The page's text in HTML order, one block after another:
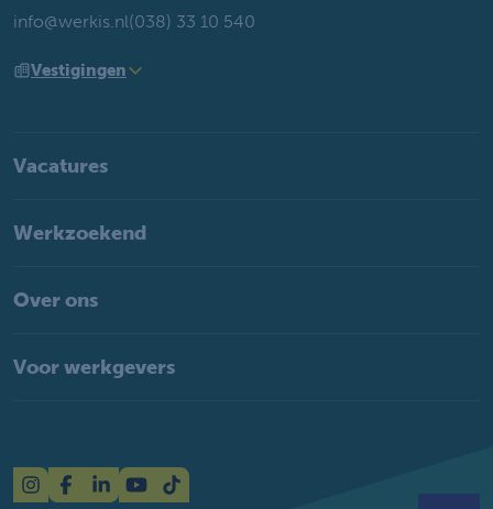
info@werkis.nl(038) 33 10 540
Vestigingen
Vacatures
Werkzoekend
Over ons
Voor werkgevers